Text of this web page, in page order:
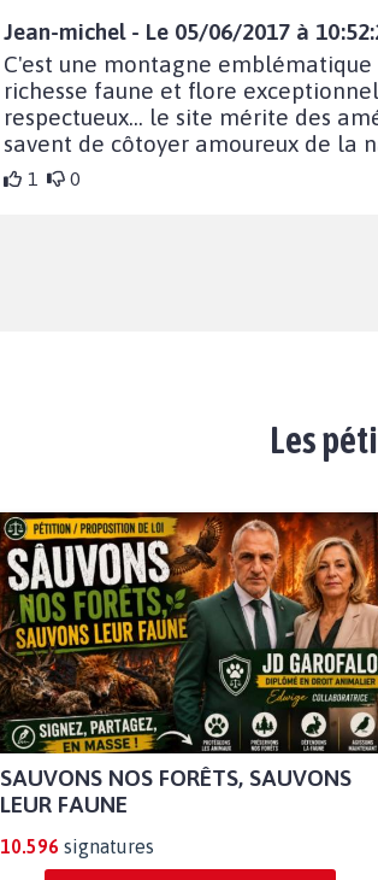
Jean-michel - Le 05/06/2017 à
C'est une montagne
richesse faune et flore
respectueux... le site mérite des
savent de côtoyer amoureux de la
1 0
Les
SAUVONS NOS FORÊTS, SAUVONS
LEUR FAUNE
10.596 signatures